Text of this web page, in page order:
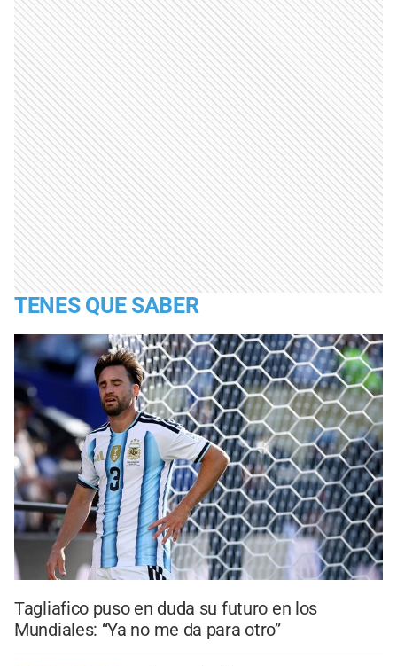
TENES QUE SABER
Tagliafico puso en duda su futuro en los
Mundiales: “Ya no me da para otro”